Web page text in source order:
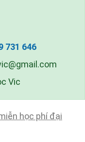
731 646
Vic
học phí đại